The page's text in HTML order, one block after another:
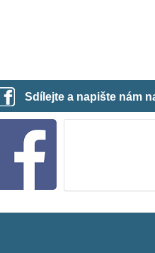
Sdílejte a napište nám